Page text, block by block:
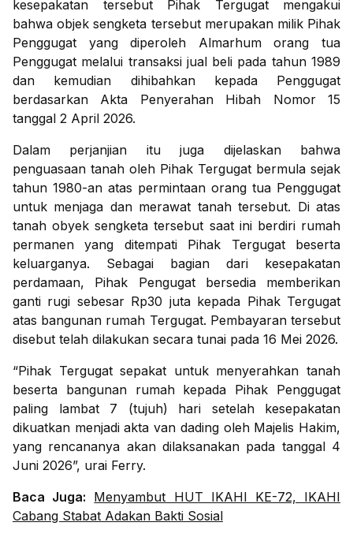
kesepakatan tersebut Pihak Tergugat mengakui
bahwa objek sengketa tersebut merupakan milik Pihak
Penggugat yang diperoleh Almarhum orang tua
Penggugat melalui transaksi jual beli pada tahun 1989
dan kemudian dihibahkan kepada Penggugat
berdasarkan Akta Penyerahan Hibah Nomor 15
tanggal 2 April 2026.
Dalam perjanjian itu juga dijelaskan bahwa
penguasaan tanah oleh Pihak Tergugat bermula sejak
tahun 1980-an atas permintaan orang tua Penggugat
untuk menjaga dan merawat tanah tersebut. Di atas
tanah obyek sengketa tersebut saat ini berdiri rumah
permanen yang ditempati Pihak Tergugat beserta
keluarganya. Sebagai bagian dari kesepakatan
perdamaan, Pihak Pengugat bersedia memberikan
ganti rugi sebesar Rp30 juta kepada Pihak Tergugat
atas bangunan rumah Tergugat. Pembayaran tersebut
disebut telah dilakukan secara tunai pada 16 Mei 2026.
“Pihak Tergugat sepakat untuk menyerahkan tanah
beserta bangunan rumah kepada Pihak Penggugat
paling lambat 7 (tujuh) hari setelah kesepakatan
dikuatkan menjadi akta van dading oleh Majelis Hakim,
yang rencananya akan dilaksanakan pada tanggal 4
Juni 2026”, urai Ferry.
Baca Juga: Menyambut HUT IKAHI KE-72, IKAHI
Cabang Stabat Adakan Bakti Sosial